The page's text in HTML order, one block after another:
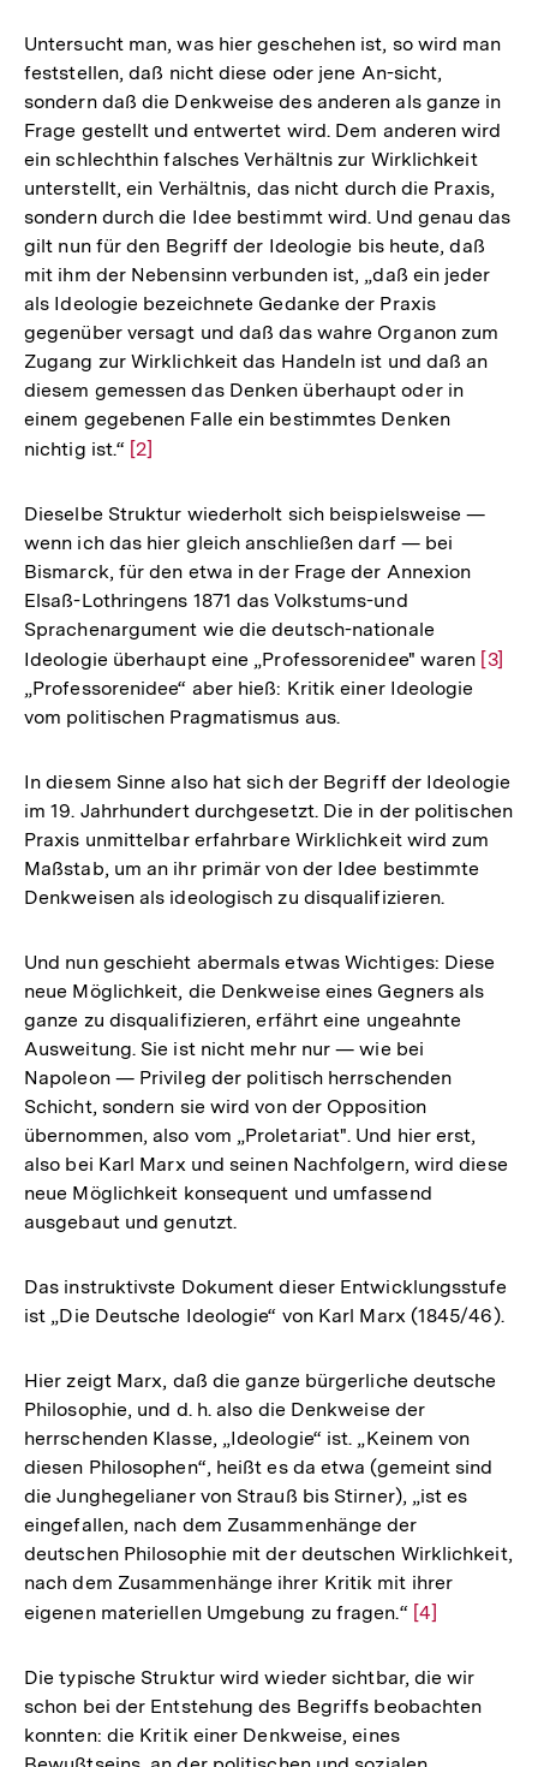
Untersucht man, was hier geschehen ist, so wird man
feststellen, daß nicht diese oder jene An-sicht,
sondern daß die Denkweise des anderen als ganze in
Frage gestellt und entwertet wird. Dem anderen wird
ein schlechthin falsches Verhältnis zur Wirklichkeit
unterstellt, ein Verhältnis, das nicht durch die Praxis,
sondern durch die Idee bestimmt wird. Und genau das
gilt nun für den Begriff der Ideologie bis heute, daß
mit ihm der Nebensinn verbunden ist, „daß ein jeder
als Ideologie bezeichnete Gedanke der Praxis
gegenüber versagt und daß das wahre Organon zum
Zugang zur Wirklichkeit das Handeln ist und daß an
diesem gemessen das Denken überhaupt oder in
einem gegebenen Falle ein bestimmtes Denken
nichtig ist.“ Zur
der
Fußnote
[2]
Dieselbe Struktur wiederholt sich beispielsweise —
wenn ich das hier gleich anschließen darf — bei
Bismarck, für den etwa in der Frage der Annexion
Elsaß-Lothringens 1871 das Volkstums-und
Sprachenargument wie die deutsch-nationale
Ideologie überhaupt eine „Professorenidee" waren Zur
[3]
„Professorenidee“ aber hieß: Kritik einer Ideologie
vom politischen Pragmatismus aus.
In diesem Sinne also hat sich der Begriff der Ideologie
im 19. Jahrhundert durchgesetzt. Die in der politischen
Praxis unmittelbar erfahrbare Wirklichkeit wird zum
Maßstab, um an ihr primär von der Idee bestimmte
Denkweisen als ideologisch zu disqualifizieren.
Und nun geschieht abermals etwas Wichtiges: Diese
neue Möglichkeit, die Denkweise eines Gegners als
ganze zu disqualifizieren, erfährt eine ungeahnte
Ausweitung. Sie ist nicht mehr nur — wie bei
Napoleon — Privileg der politisch herrschenden
Schicht, sondern sie wird von der Opposition
übernommen, also vom „Proletariat". Und hier erst,
also bei Karl Marx und seinen Nachfolgern, wird diese
neue Möglichkeit konsequent und umfassend
ausgebaut und genutzt.
Das instruktivste Dokument dieser Entwicklungsstufe
ist „Die Deutsche Ideologie“ von Karl Marx (1845/46).
Hier zeigt Marx, daß die ganze bürgerliche deutsche
Philosophie, und d. h. also die Denkweise der
herrschenden Klasse, „Ideologie“ ist. „Keinem von
diesen Philosophen“, heißt es da etwa (gemeint sind
die Junghegelianer von Strauß bis Stirner), „ist es
eingefallen, nach dem Zusammenhänge der
deutschen Philosophie mit der deutschen Wirklichkeit,
nach dem Zusammenhänge ihrer Kritik mit ihrer
eigenen materiellen Umgebung zu fragen.“ Zur
der
Fußnote
[4]
Die typische Struktur wird wieder sichtbar, die wir
schon bei der Entstehung des Begriffs beobachten
konnten: die Kritik einer Denkweise, eines